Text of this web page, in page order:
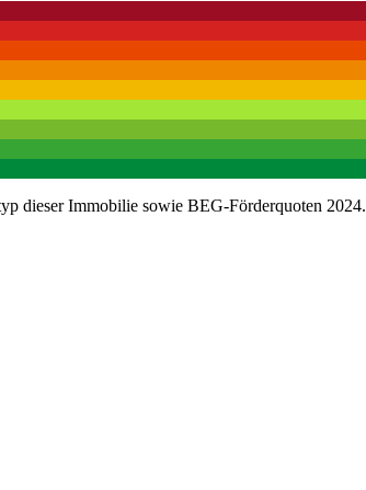
dieser Immobilie sowie BEG-Förderquoten 2024.